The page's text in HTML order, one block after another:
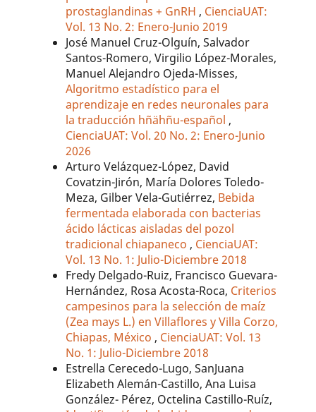
prostaglandinas + GnRH, CienciaUAT:
Vol. 13 No. 2: Enero-Junio 2019
José Manuel Cruz-Olguín, Salvador
Santos-Romero, Virgilio López-Morales,
Manuel Alejandro Ojeda-Misses,
Algoritmo estadístico para el
aprendizaje en redes neuronales para
la traducción hñähñu-español,
CienciaUAT: Vol. 20 No. 2: Enero-Junio
2026
Arturo Velázquez-López, David
Covatzin-Jirón, María Dolores Toledo-
Meza, Gilber Vela-Gutiérrez, Bebida
fermentada elaborada con bacterias
ácido lácticas aisladas del pozol
tradicional chiapaneco, CienciaUAT:
Vol. 13 No. 1: Julio-Diciembre 2018
Fredy Delgado-Ruiz, Francisco Guevara-
Hernández, Rosa Acosta-Roca, Criterios
campesinos para la selección de maíz
(Zea mays L.) en Villaflores y Villa Corzo,
Chiapas, México, CienciaUAT: Vol. 13
No. 1: Julio-Diciembre 2018
Estrella Cerecedo-Lugo, SanJuana
Elizabeth Alemán-Castillo, Ana Luisa
González- Pérez, Octelina Castillo-Ruíz,